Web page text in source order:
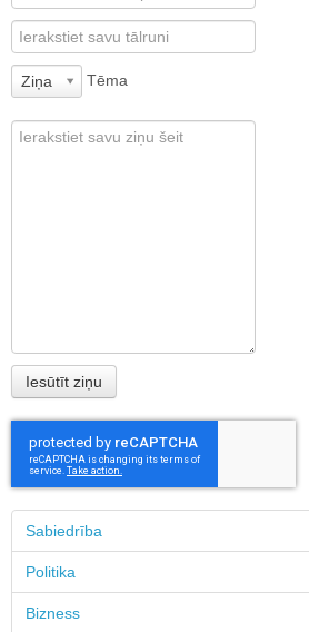
Ziņa Tēma
Sabiedrība
Politika
Bizness